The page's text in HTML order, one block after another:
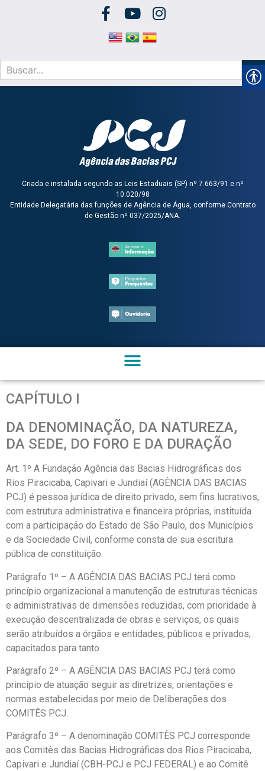
Criada e instalada segundo as Leis Estaduais (SP) nº 7.663/91 e nº
10.020/98
Entidade Delegatária das funções de Agência de Água, conforme Contrato
de Gestão nº 037/2025/ANA.
CAPÍTULO I
DA DENOMINAÇÃO, DA NATUREZA,
DA SEDE, DO FORO E DA DURAÇÃO
Art. 1º A Fundação Agência das Bacias Hidrográficas dos
Rios Piracicaba, Capivari e Jundiaí (AGÊNCIA DAS BACIAS
PCJ) é pessoa jurídica de direito privado, sem fins lucrativos,
com estrutura administrativa e financeira próprias, instituída
com a participação do Estado de São Paulo, dos Municípios
e da Sociedade Civil, conforme consta de sua escritura
pública de constituição.
Parágrafo 1º – A AGÊNCIA DAS BACIAS PCJ terá como
princípio organizacional a manutenção de estruturas técnicas
e administrativas de dimensões reduzidas, com prioridade à
execução descentralizada de obras e serviços, os quais
serão atribuídos a órgãos e entidades, públicos e privados,
capacitados para tanto.
Parágrafo 2º – A AGÊNCIA DAS BACIAS PCJ terá como
princípio de atuação seguir as diretrizes, orientações e
normas estabelecidas por meio de Deliberações dos
COMITÊS PCJ.
Parágrafo 3º – A denominação COMITÊS PCJ corresponde
aos Comitês das Bacias Hidrográficas dos Rios Piracicaba,
Capivari e Jundiaí (CBH-PCJ e PCJ FEDERAL) e ao Comitê